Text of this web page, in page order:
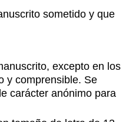
sometido y que
excepto en los
y comprensible. Se
carácter anónimo para